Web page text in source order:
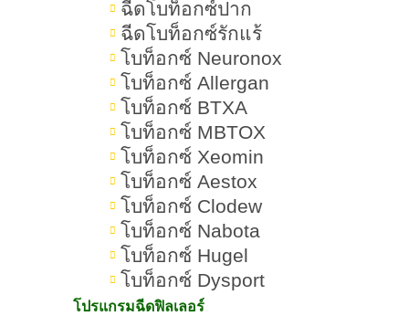
ฉีดโบท็อกซ์ปาก
ฉีดโบท็อกซ์รักแร้
โบท็อกซ์ Neuronox
โบท็อกซ์ Allergan
โบท็อกซ์ BTXA
โบท็อกซ์ MBTOX
โบท็อกซ์ Xeomin
โบท็อกซ์ Aestox
โบท็อกซ์ Clodew
โบท็อกซ์ Nabota
โบท็อกซ์ Hugel
โบท็อกซ์ Dysport
โปรแกรมฉีดฟิลเลอร์
ผิวให้หน้ากระจ่างใส ดูเปล่งปลั่งอย่าง
รวดเร็ว ในบทความนี้ เราจะพาคุณไป
รู้จักกับ วิธีทำให้หน้ากระจ่างใสแบบ
เร่งด่วน เพื่อให้คุณสามารถเลือกวิธีที่
เหมาะสมกับตัวเอง และกลับมามีผิว
หน้ากระจ่างใส มีชีวิตชีวาได้อีกครั้ง
หน้ากระจ่างใสคืออะไร เป็นอย่างไร
หน้ากระจ่างใส คือ สภาพผิวหน้าที่ดู
สุขภาพดี เปล่งปลั่ง มีความเรียบเนียน